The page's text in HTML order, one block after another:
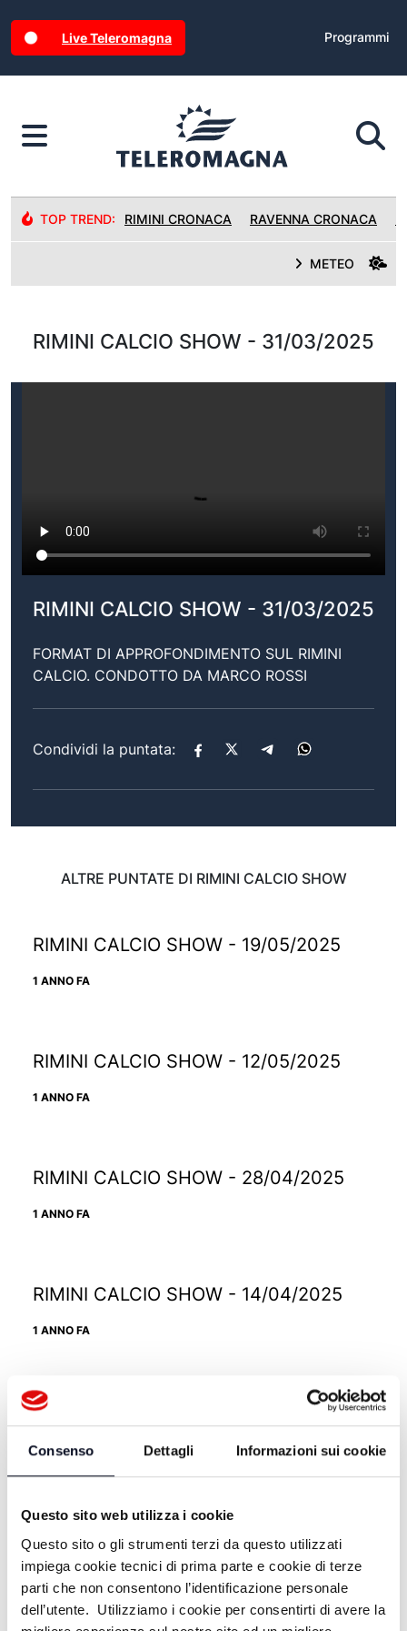
Consenso Dettagli Informazioni sui cookie
Questo sito web utilizza i cookie
Questo sito o gli strumenti terzi da questo utilizzati
impiega cookie tecnici di prima parte e cookie di terze
parti che non consentono l’identificazione personale
dell’utente. Utilizziamo i cookie per consentirti di avere la
Live Teleromagna Programmi
TOP TREND: RIMINI CRONACA RAVENNA CRONACA
METEO
RIMINI CALCIO SHOW - 31/03/2025
RIMINI CALCIO SHOW - 31/03/2025
FORMAT DI APPROFONDIMENTO SUL RIMINI
CALCIO. CONDOTTO DA MARCO ROSSI
Condividi la puntata:
ALTRE PUNTATE DI RIMINI CALCIO SHOW
RIMINI CALCIO SHOW - 19/05/2025
1 ANNO FA
RIMINI CALCIO SHOW - 12/05/2025
1 ANNO FA
RIMINI CALCIO SHOW - 28/04/2025
1 ANNO FA
RIMINI CALCIO SHOW - 14/04/2025
1 ANNO FA
RIMINI CALCIO SHOW - 07/04/2025
1 ANNO FA
RIMINI CALCIO SHOW - 24/03/2025
1 ANNO FA